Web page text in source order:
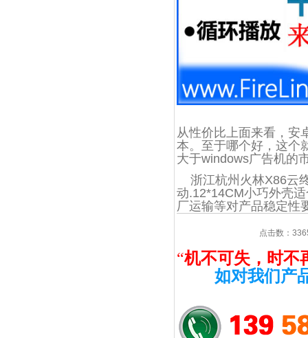
从性价比上面来看，安
本。至于哪个好，这个
大于windows广告机的
浙江杭州火林X86云
动.12*14CM小巧外壳
厂运输等对产品稳定性
点击数：
“机不可失，时不
如对我们产